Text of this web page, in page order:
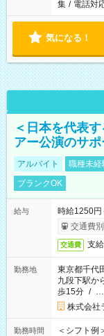
集 / 電話対
気になる！
＜日本を代表
アー公演のサ
アルバイト 職種未経
ブランクOK
給与
時給1250円
交通費
交通費 支
勤務地
東京都千代
九段下駅か
歩15分 / …
株式会社
勤務時間
＜シフト例